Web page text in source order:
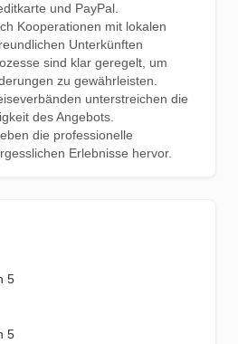
und PayPal.
Kooperationen mit lokalen
Unterkünften
sind klar geregelt, um
zu gewährleisten.
unterstreichen die
des Angebots.
die professionelle
Erlebnisse hervor.
5
5